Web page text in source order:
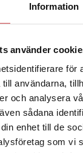
Information
använder
för
användarna,
och analysera
sådana
enhet till de
som vi
Med
och
i utbudet,